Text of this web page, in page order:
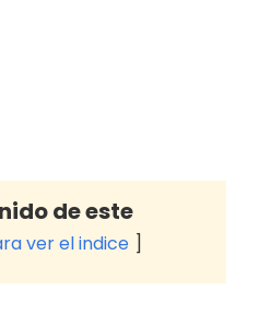
de este
ver el indice